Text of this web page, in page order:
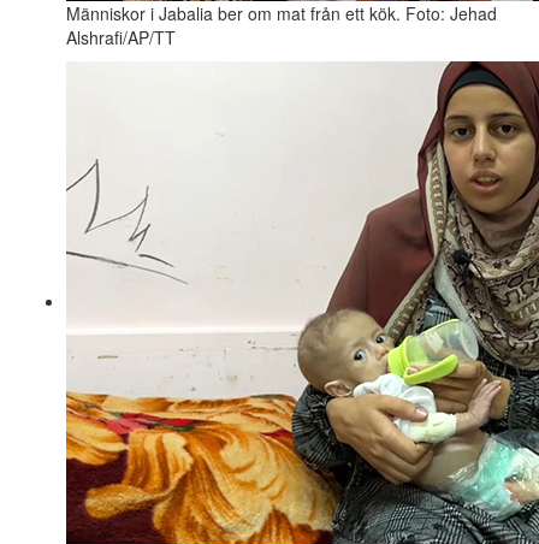
Människor i Jabalia ber om mat från ett kök. Foto: Jehad
Alshrafi/AP/TT